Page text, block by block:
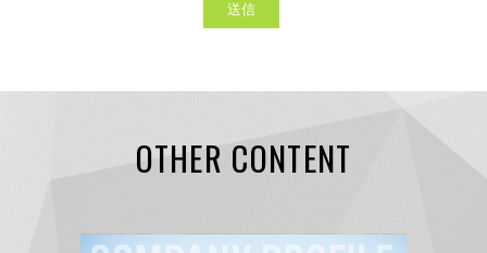
OTHER CONTENT